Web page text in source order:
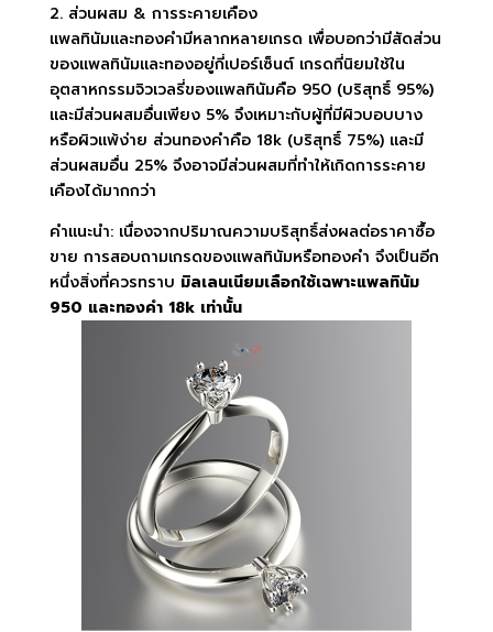
2. ส่วนผสม & การระคายเคือง
แพลทินัมและทองคำมีหลากหลายเกรด เพื่อบอกว่ามีสัดส่วน
ของแพลทินัมและทองอยู่กี่เปอร์เซ็นต์ เกรดที่นิยมใช้ใน
อุตสาหกรรมจิวเวลรี่ของแพลทินัมคือ 950 (บริสุทธิ์ 95%)
และมีส่วนผสมอื่นเพียง 5% จึงเหมาะกับผู้ที่มีผิวบอบบาง
หรือผิวแพ้ง่าย ส่วนทองคำคือ 18k (บริสุทธิ์ 75%) และมี
ส่วนผสมอื่น 25% จึงอาจมีส่วนผสมที่ทำให้เกิดการระคาย
เคืองได้มากกว่า
คำแนะนำ: เนื่องจากปริมาณความบริสุทธิ์ส่งผลต่อราคาซื้อ
ขาย การสอบถามเกรดของแพลทินัมหรือทองคำ จึงเป็นอีก
หนึ่งสิ่งที่ควรทราบ มิลเลนเนียมเลือกใช้เฉพาะแพลทินัม
950 และทองคำ 18k เท่านั้น